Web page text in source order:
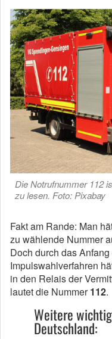
Die Notrufnummer 112
zu lesen. Foto: Pixabay
Fakt am Rande: Man
zu wählende Nummer
Doch durch das
Impulswahlverfahren
in den Relais der
lautet die Nummer112.
Weitere
Deutschland: